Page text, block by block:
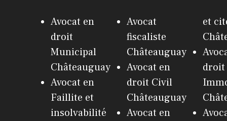
Avocat en
droit
Municipal
Châteauguay
Avocat en
Faillite et
insolvabilité
Avocat
fiscaliste
Châteauguay
Avocat en
droit Civil
Châteauguay
Avocat en
et
droit